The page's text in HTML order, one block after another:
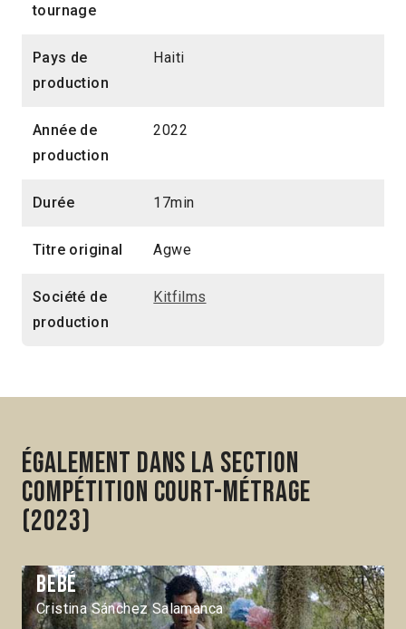
tournage
Pays de
production
Haiti
Année de
production
2022
Durée 17min
Titre original Agwe
Société de
production
Kitfilms
Également dans la section
Compétition Court-métrage
(2023)
Bebé
Cristina Sánchez Salamanca